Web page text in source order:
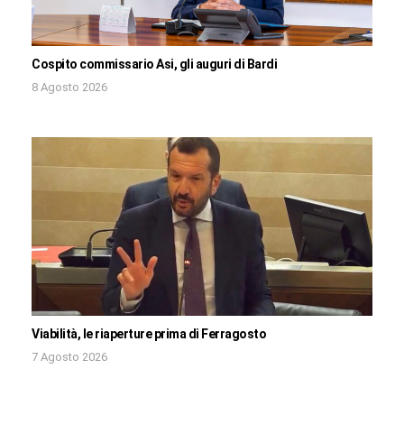
Cospito commissario Asi, gli auguri di Bardi
8 Agosto 2026
Viabilità, le riaperture prima di Ferragosto
7 Agosto 2026